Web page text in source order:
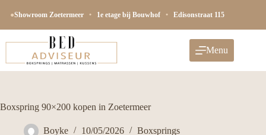
naar
●Showroom Zoetermeer • 1e etage bij Bouwhof • Edisonstraat 115
Menu
Boxspring 90×200 kopen in Zoetermeer
Boyke 10/05/2026 Boxsprings